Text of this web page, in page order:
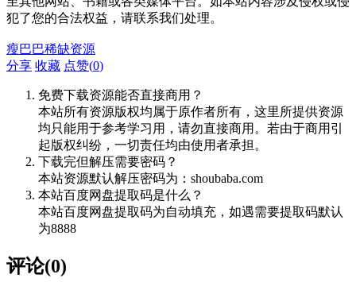
犯了您的合法权益，请联系我们处理。
瘦巴巴稀缺资源
分享 收藏 点赞(0)
免费下载资源能否直接商用？
本站所有资源版权均属于原作者所有，这里所提供资源
均只能用于参考学习用，请勿直接商用。若由于商用引
起版权纠纷，一切责任均由使用者承担。
下载完但解压需要密码？
本站资源默认解压密码为：shoubaba.com
本站百度网盘提取码是什么？
本站百度网盘提取码为自动填充，如遇需要提取码默认
为8888
评论(0)